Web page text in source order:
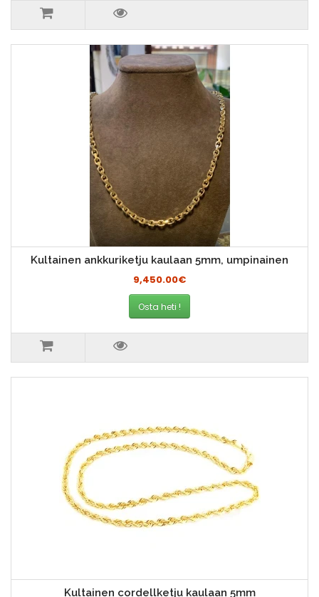
Kultainen ankkuriketju kaulaan 5mm, umpinainen
9,450.00€
Osta heti !
Kultainen cordellketju kaulaan 5mm